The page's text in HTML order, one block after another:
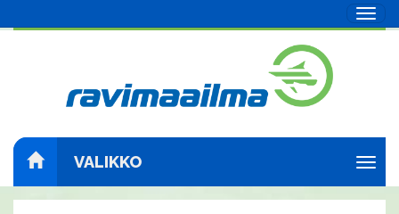
VALIKKO